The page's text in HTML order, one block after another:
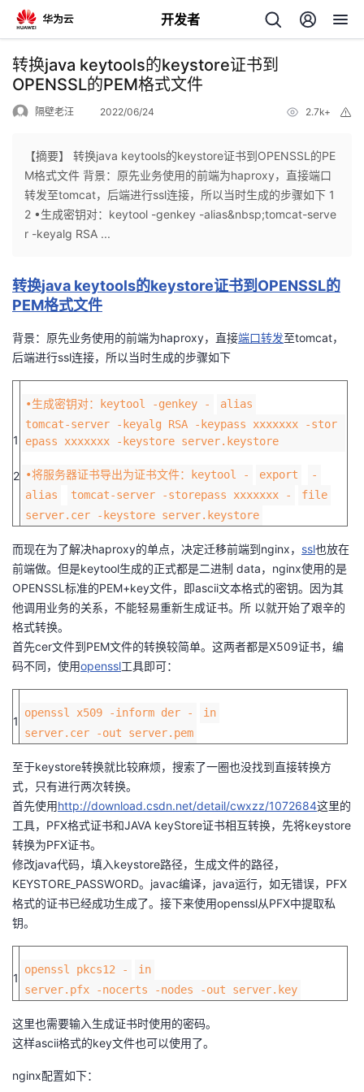
开发者
返
回
个
人
主
页
我
的
开
发
我
的
博
客
我
的
论
坛
我
的
圈
子
我
的
直
播
我
的
活
我
的
注
我
的
开
发
者
学
堂
我
的
课
我
的
我
我
的
Programs
我
的
支
持
我
的
术
我
云
转换java keytools的keystore证书到
OPENSSL的PEM格式文件
隔壁老汪 2022/06/24 2.7k+
【摘要】 转换java keytools的keystore证书到OPENSSL的PE
M格式文件 背景：原先业务使用的前端为haproxy，直接端口
转发至tomcat，后端进行ssl连接，所以当时生成的步骤如下 1
2 •生成密钥对：keytool -genkey -alias&nbsp;tomcat-serve
r -keyalg RSA ...
转换java keytools的keystore证书到OPENSSL的
PEM格式文件
背景：原先业务使用的前端为haproxy，直接端口转发至tomcat，
后端进行ssl连接，所以当时生成的步骤如下
1
2
•生成密钥对：keytool -genkey -
alias
tomcat-server -keyalg RSA -keypass xxxxxxx -stor
epass xxxxxxx -keystore server.keystore
•将服务器证书导出为证书文件：keytool - export
-
alias
tomcat-server -storepass xxxxxxx -
file
server.cer -keystore server.keystore
而现在为了解决haproxy的单点，决定迁移前端到nginx， ssl也放在
前端做。但是keytool生成的正式都是二进制 data，nginx使用的是
OPENSSL标准的PEM+key文件，即ascii文本格式的密钥。因为其
他调用业务的关系，不能轻易重新生成证书。所 以就开始了艰辛的
格式转换。
首先cer文件到PEM文件的转换较简单。这两者都是X509证书，编
码不同，使用openssl工具即可：
1
openssl x509 -inform der -
in
server.cer -out server.pem
至于keystore转换就比较麻烦，搜索了一圈也没找到直接转换方
式，只有进行两次转换。
首先使用http://download.csdn.net/detail/cwxzz/1072684这里的
工具，PFX格式证书和JAVA keyStore证书相互转换，先将keystore
转换为PFX证书。
修改java代码，填入keystore路径，生成文件的路径，
KEYSTORE_PASSWORD。javac编译，java运行，如无错误，PFX
格式的证书已经成功生成了。接下来使用openssl从PFX中提取私
钥。
1
openssl pkcs12 -
in
server.pfx -nocerts -nodes -out server.key
这里也需要输入生成证书时使用的密码。
这样ascii格式的key文件也可以使用了。
nginx配置如下：